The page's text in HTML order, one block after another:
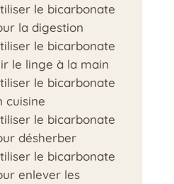
le bicarbonate
la digestion
le bicarbonate
le linge à la main
le bicarbonate
cuisine
le bicarbonate
désherber
le bicarbonate
enlever les